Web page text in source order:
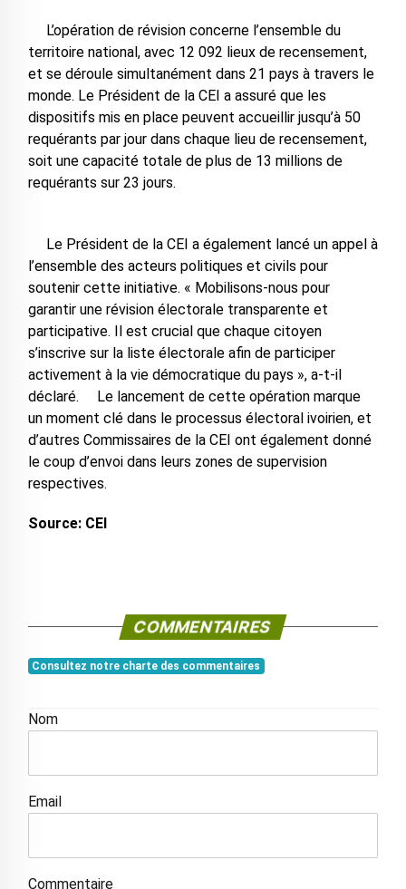
L’opération de révision concerne l’ensemble du
territoire national, avec 12 092 lieux de recensement,
et se déroule simultanément dans 21 pays à travers le
monde. Le Président de la CEI a assuré que les
dispositifs mis en place peuvent accueillir jusqu’à 50
requérants par jour dans chaque lieu de recensement,
soit une capacité totale de plus de 13 millions de
requérants sur 23 jours.
Le Président de la CEI a également lancé un appel à
l’ensemble des acteurs politiques et civils pour
soutenir cette initiative. « Mobilisons-nous pour
garantir une révision électorale transparente et
participative. Il est crucial que chaque citoyen
s’inscrive sur la liste électorale afin de participer
activement à la vie démocratique du pays », a-t-il
déclaré. Le lancement de cette opération marque
un moment clé dans le processus électoral ivoirien, et
d’autres Commissaires de la CEI ont également donné
le coup d’envoi dans leurs zones de supervision
respectives.
Source: CEI
COMMENTAIRES
Consultez notre charte des commentaires
Nom
Email
Commentaire